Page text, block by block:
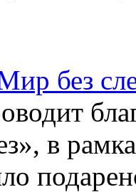
без
в